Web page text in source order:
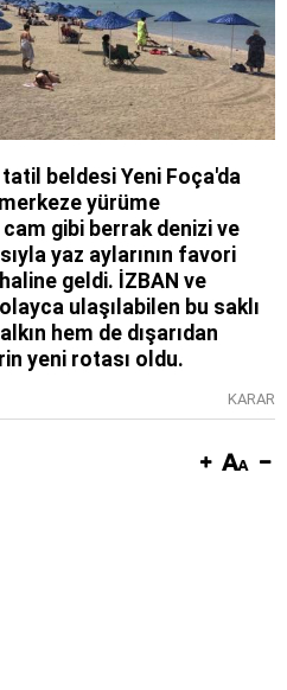
beldesi Yeni Foça'da
yürüme
gibi berrak denizi ve
yaz aylarının favori
geldi. İZBAN ve
ulaşılabilen bu saklı
hem de dışarıdan
yeni rotası oldu.
KARAR